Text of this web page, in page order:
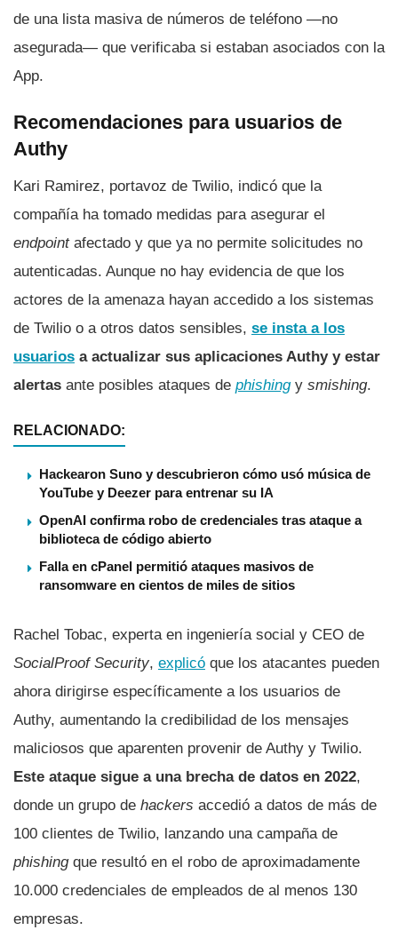
de una lista masiva de números de teléfono —no
asegurada— que verificaba si estaban asociados con la
App.
Recomendaciones para usuarios de
Authy
Kari Ramirez, portavoz de Twilio, indicó que la
compañía ha tomado medidas para asegurar el
endpointafectado y que ya no permite solicitudes no
autenticadas. Aunque no hay evidencia de que los
actores de la amenaza hayan accedido a los sistemas
de Twilio o a otros datos sensibles, se insta a los
usuarios a actualizar sus aplicaciones Authy y estar
alertas ante posibles ataques de phishingy smishing.
RELACIONADO:
Hackearon Suno y descubrieron cómo usó música de
YouTube y Deezer para entrenar su IA
OpenAI confirma robo de credenciales tras ataque a
biblioteca de código abierto
Falla en cPanel permitió ataques masivos de
ransomware en cientos de miles de sitios
Rachel Tobac, experta en ingeniería social y CEO de
SocialProof Security, explicó que los atacantes pueden
ahora dirigirse específicamente a los usuarios de
Authy, aumentando la credibilidad de los mensajes
maliciosos que aparenten provenir de Authy y Twilio.
Este ataque sigue a una brecha de datos en 2022,
donde un grupo de hackers accedió a datos de más de
100 clientes de Twilio, lanzando una campaña de
phishingque resultó en el robo de aproximadamente
10.000 credenciales de empleados de al menos 130
empresas.